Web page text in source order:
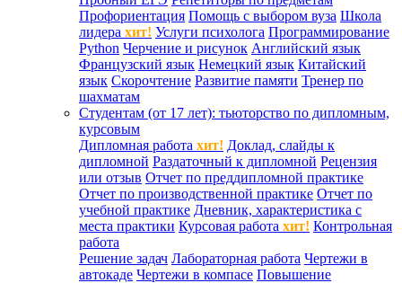
Профориентация Помощь с выбором вуза Школа
лидера хит! Услуги психолога Программирование
Python Черчение и рисунок Английский язык
Французский язык Немецкий язык Китайский
язык Скорочтение Развитие памяти Тренер по
шахматам
Студентам (от 17 лет): тьюторство по дипломным,
курсовым
Дипломная работа хит! Доклад, слайды к
дипломной Раздаточный к дипломной Рецензия
или отзыв Отчет по преддипломной практике
Отчет по производственной практике Отчет по
учебной практике Дневник, характеристика с
места практики Курсовая работа хит! Контрольная
работа
Решение задач Лабораторная работа Чертежи в
автокаде Чертежи в компасе Повышение